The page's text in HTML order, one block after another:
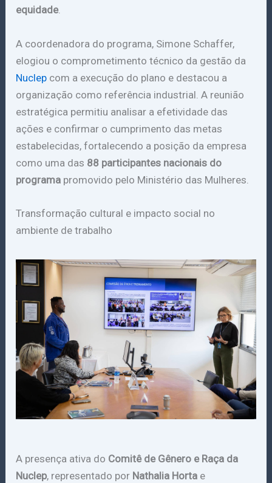
equidade.
A coordenadora do programa, Simone Schaffer,
elogiou o comprometimento técnico da gestão da
Nuclep com a execução do plano e destacou a
organização como referência industrial. A reunião
estratégica permitiu analisar a efetividade das
ações e confirmar o cumprimento das metas
estabelecidas, fortalecendo a posição da empresa
como uma das 88 participantes nacionais do
programa promovido pelo Ministério das Mulheres.
Transformação cultural e impacto social no
ambiente de trabalho
A presença ativa do Comitê de Gênero e Raça da
Nuclep, representado por Nathalia Horta e